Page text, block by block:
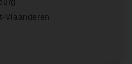
Vlaanderen
Bro­ker Property